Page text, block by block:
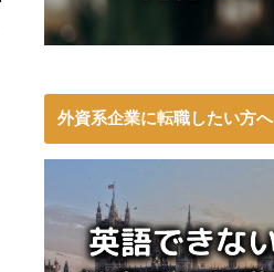
外資系企業に転職したい方へ